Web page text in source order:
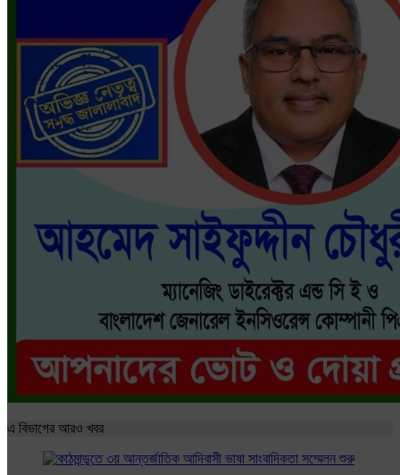
এ বিভাগের আরও খবর